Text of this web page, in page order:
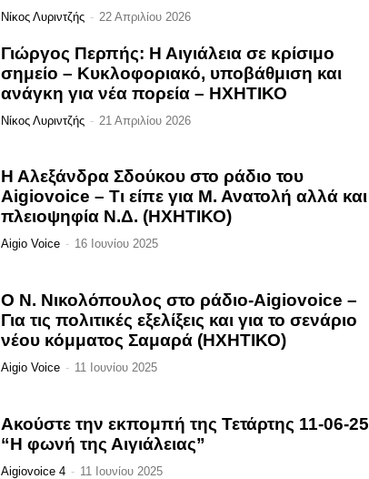
Νίκος Λυριντζής - 22 Απριλίου 2026
Γιώργος Περπής: Η Αιγιάλεια σε κρίσιμο
σημείο – Κυκλοφοριακό, υποβάθμιση και
ανάγκη για νέα πορεία – ΗΧΗΤΙΚΟ
Νίκος Λυριντζής - 21 Απριλίου 2026
Η Αλεξάνδρα Σδούκου στο ράδιο του
Aigiovoice – Τι είπε για Μ. Ανατολή αλλά και
πλειοψηφία Ν.Δ. (ΗΧΗΤΙΚΟ)
Aigio Voice - 16 Ιουνίου 2025
Ο Ν. Νικολόπουλος στο ράδιο-Aigiovoice –
Για τις πολιτικές εξελίξεις και για το σενάριο
νέου κόμματος Σαμαρά (ΗΧΗΤΙΚΟ)
Aigio Voice - 11 Ιουνίου 2025
Ακούστε την εκπομπή της Τετάρτης 11-06-25
“Η φωνή της Αιγιάλειας”
Aigiovoice 4 - 11 Ιουνίου 2025